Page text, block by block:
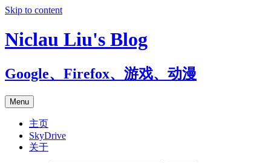
Skip to content
Niclau Liu's Blog
Google、Firefox、游戏、动漫
Menu
主页
SkyDrive
关于